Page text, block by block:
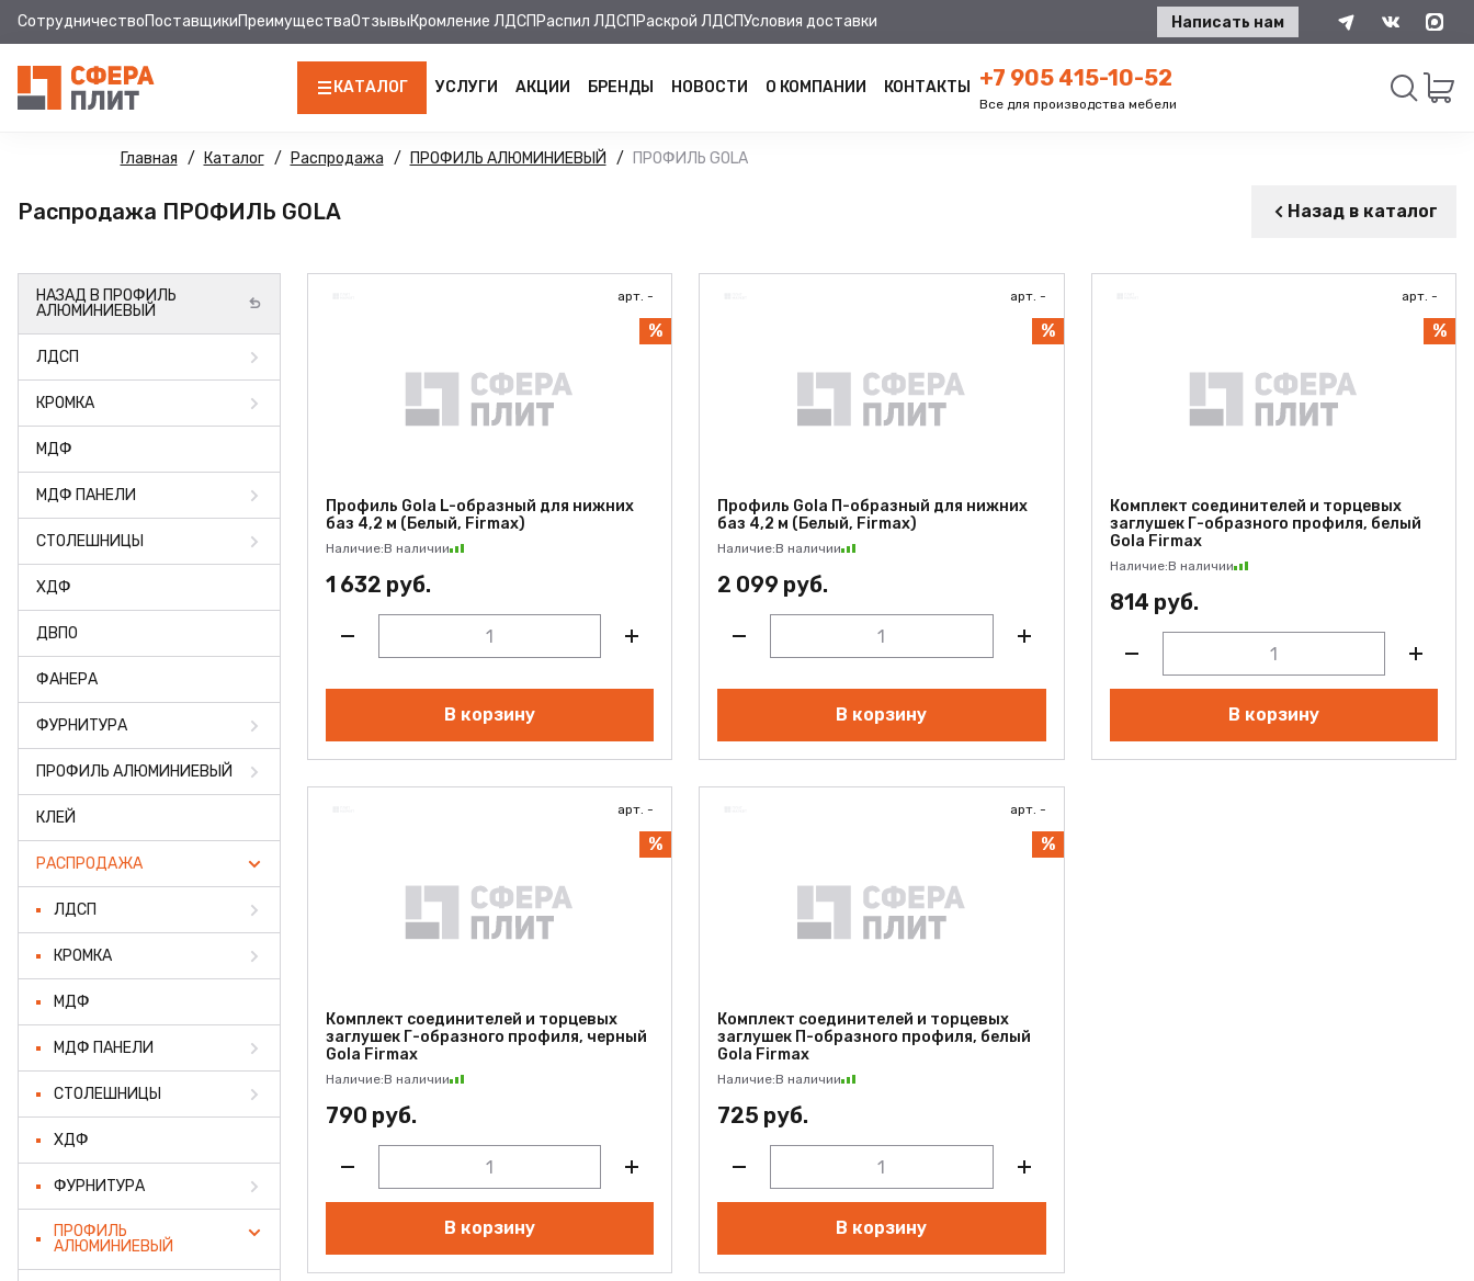
СотрудничествоПоставщикиПреимуществаОтзывыКромление ЛДСП Распил ЛДСП Раскрой ЛДСПУсловия доставки Написать нам
КАТАЛОГ
ЛДСП
КРОМКА
ФАНЕРА
ФУРНИТУРА
ПРОФИЛЬ АЛЮМИНИЕВЫЙ
КЛЕЙ
РАСПРОДАЖА
УСЛУГИ АКЦИИ БРЕНДЫ НОВОСТИ О КОМПАНИИ КОНТАКТЫ +7 905 415-10-52
Все для производства мебели
Главная Каталог Распродажа ПРОФИЛЬ АЛЮМИНИЕВЫЙ ПРОФИЛЬ GOLA
Распродажа ПРОФИЛЬ GOLA Назад в каталог
НАЗАД В ПРОФИЛЬ
АЛЮМИНИЕВЫЙ
ЛДСП
КРОМКА
МДФ
МДФ ПАНЕЛИ
СТОЛЕШНИЦЫ
ХДФ
ДВПО
ФАНЕРА
ФУРНИТУРА
ПРОФИЛЬ АЛЮМИНИЕВЫЙ
КЛЕЙ
РАСПРОДАЖА
ЛДСП
КРОМКА
МДФ
МДФ ПАНЕЛИ
СТОЛЕШНИЦЫ
ХДФ
ФУРНИТУРА
ПРОФИЛЬ
АЛЮМИНИЕВЫЙ
арт. -
%
Профиль Gola L-образный для нижних
баз 4,2 м (Белый, Firmax)
Наличие:В наличии
1 632 руб.
В корзину
арт. -
%
Профиль Gola П-образный для нижних
баз 4,2 м (Белый, Firmax)
Наличие:В наличии
2 099 руб.
В корзину
арт. -
%
Комплект соединителей и торцевых
заглушек Г-образного профиля, белый
Gola Firmax
Наличие:В наличии
814 руб.
В корзину
арт. -
%
Комплект соединителей и торцевых
заглушек Г-образного профиля, черный
Gola Firmax
Наличие:В наличии
790 руб.
В корзину
арт. -
%
Комплект соединителей и торцевых
заглушек П-образного профиля, белый
Gola Firmax
Наличие:В наличии
725 руб.
В корзину